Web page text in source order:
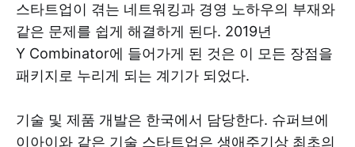
스타트업이 겪는 네트워킹과 경영 노하우의 부재와
같은 문제를 쉽게 해결하게 된다. 2019년
Y Combinator에 들어가게 된 것은 이 모든 장점을
패키지로 누리게 되는 계기가 되었다.
기술 및 제품 개발은 한국에서 담당한다. 슈퍼브에
이아이와 같은 기술 스타트업은 생애주기상 최초의